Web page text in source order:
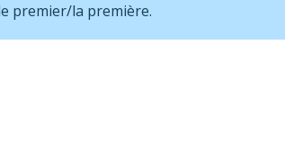
premier/la première.